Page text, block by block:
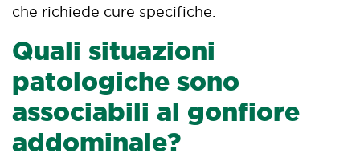
che richiede cure specifiche.
Quali situazioni
patologiche sono
associabili al gonfiore
addominale?